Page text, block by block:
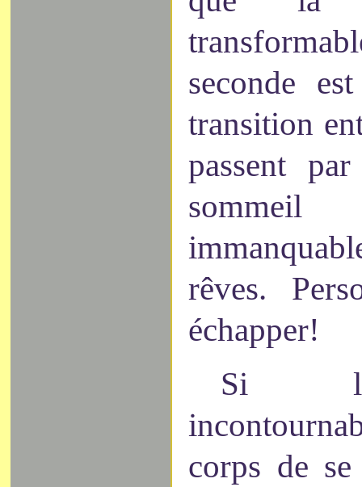
seconde
transition
passent
rêves.
échapper!
Si le
corps de